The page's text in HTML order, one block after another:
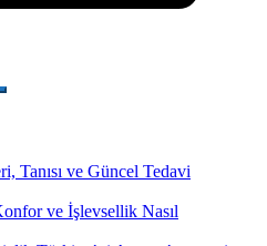
Tanısı ve Güncel Tedavi
ve İşlevsellik Nasıl